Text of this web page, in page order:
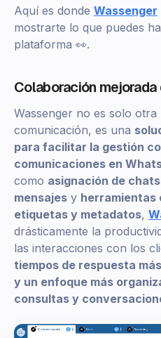
Aquí es donde Wassenger
mostrarte lo que puedes
plataforma 👀.
Colaboración
Wassenger no es solo otra
comunicación, es una
para facilitar la gestión
comunicaciones en
como asignación de chats
mensajes y herramientas
etiquetas y metadatos,
drásticamente la
las interacciones con los
tiempos de respuesta
y un enfoque más
consultas y